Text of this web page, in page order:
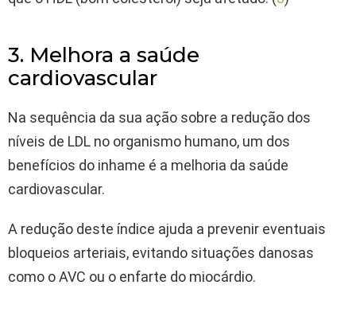
3. Melhora a saúde
cardiovascular
Na sequência da sua ação sobre a redução dos
níveis de LDL no organismo humano, um dos
benefícios do inhame é a melhoria da saúde
cardiovascular.
A redução deste índice ajuda a prevenir eventuais
bloqueios arteriais, evitando situações danosas
como o AVC ou o enfarte do miocárdio.